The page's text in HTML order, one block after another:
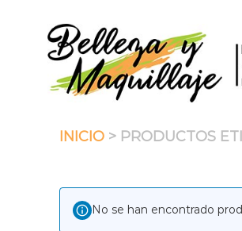
contenido
INICIO > PRODUCTOS
No se han encontrado